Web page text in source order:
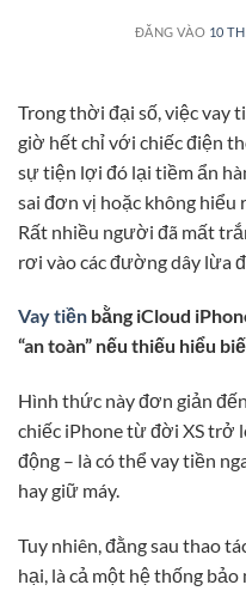
ĐĂNG VÀO 10
Trong thời đại số, việc vay
giờ hết chỉ với chiếc điện
sự tiện lợi đó lại tiềm ẩn
sai đơn vị hoặc không hiểu
Rất nhiều người đã mất
rơi vào các đường dây lừa
Vay tiền bằng iCloud
“an toàn” nếu thiếu hiểu
Hình thức này đơn giản
chiếc iPhone từ đời XS trở
động – là có thể vay tiền
hay giữ máy.
Tuy nhiên, đằng sau thao
hại, là cả một hệ thống bảo